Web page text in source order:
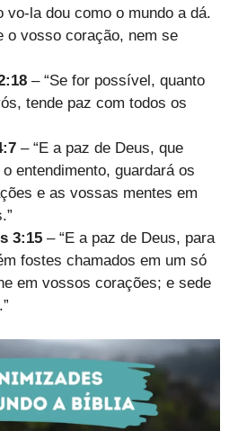
vo-la dou como o mundo a dá.
o vosso coração, nem se
– “Se for possível, quanto
tende paz com todos os
– “E a paz de Deus, que
entendimento, guardará os
e as vossas mentes em
3:15 – “E a paz de Deus, para
fostes chamados em um só
em vossos corações; e sede